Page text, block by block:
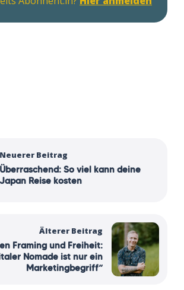
Neuerer Beitrag
Überraschend: So viel kann deine
Japan Reise kosten
Älterer Beitrag
Framing und Freiheit:
Nomade ist nur ein
Marketingbegriff“